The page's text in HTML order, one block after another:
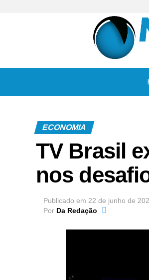
ECONOMIA
TV Brasil
nos
Publicado em 22 de junho de
Por Da Redação